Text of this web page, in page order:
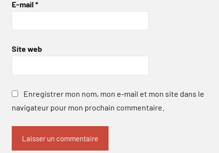
E-mail *
Site web
Enregistrer mon nom, mon e-mail et mon site dans le
navigateur pour mon prochain commentaire.